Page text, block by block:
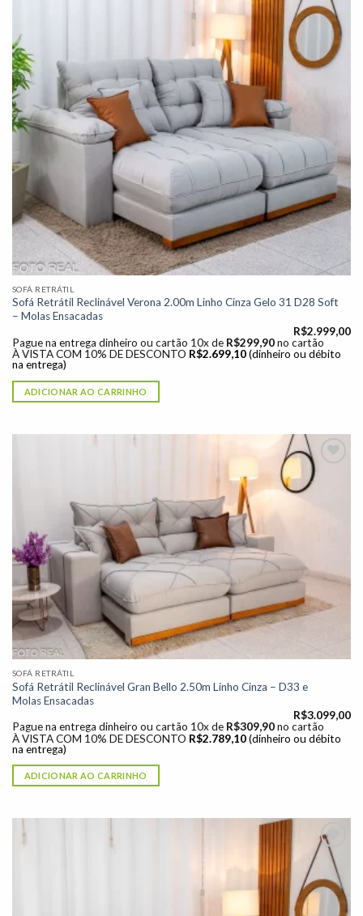
Adicionar
à lista de
desejos"
SOFÁ RETRÁTIL
Sofá Retrátil Reclinável Verona 2.00m Linho Cinza Gelo 31 D28 Soft
– Molas Ensacadas
R$2.999,00
Pague na entrega dinheiro ou cartão 10x de R$299,90 no cartão
À VISTA COM 10% DE DESCONTO R$2.699,10 (dinheiro ou débito
na entrega)
ADICIONAR AO CARRINHO
SOFÁ RETRÁTIL
Sofá Retrátil Reclinável Gran Bello 2.50m Linho Cinza – D33 e
Molas Ensacadas
R$3.099,00
Pague na entrega dinheiro ou cartão 10x de R$309,90 no cartão
À VISTA COM 10% DE DESCONTO R$2.789,10 (dinheiro ou débito
na entrega)
ADICIONAR AO CARRINHO
Adicionar
à lista de
desejos"